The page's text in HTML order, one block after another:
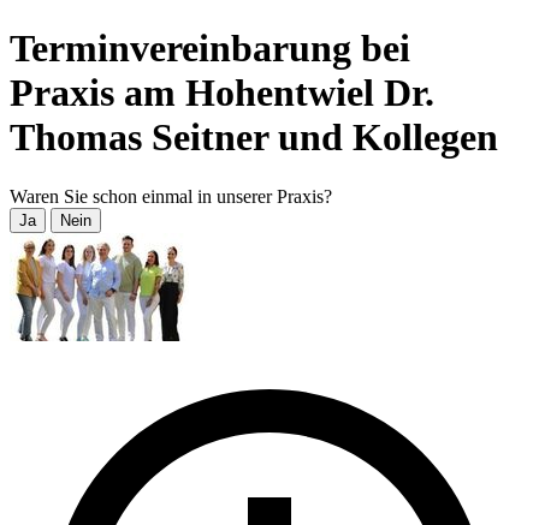
Terminvereinbarung bei
Praxis am Hohentwiel Dr.
Thomas Seitner und Kollegen
Waren Sie schon einmal in unserer Praxis?
Ja Nein